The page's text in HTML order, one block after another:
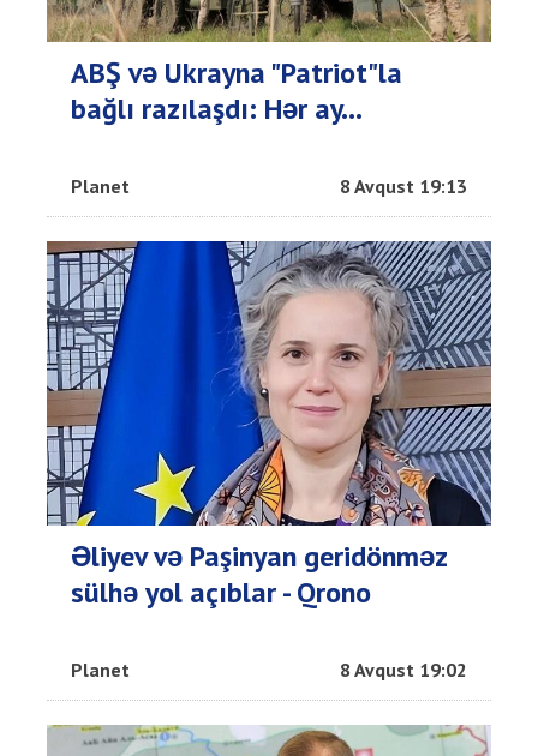
ABŞ və Ukrayna "Patriot"la
bağlı razılaşdı: Hər ay...
Planet 8 Avqust 19:13
Əliyev və Paşinyan geridönməz
sülhə yol açıblar - Qrono
Planet 8 Avqust 19:02